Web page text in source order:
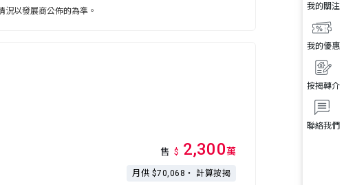
聯絡我們
按揭轉介
我的優惠
我的關注
以發展商公佈的為準。
售 $ 2,300萬
月供 $70,068・ 計算按揭